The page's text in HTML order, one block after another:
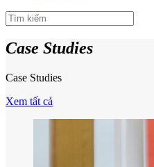
Case Studies
Case Studies
Xem tất cả